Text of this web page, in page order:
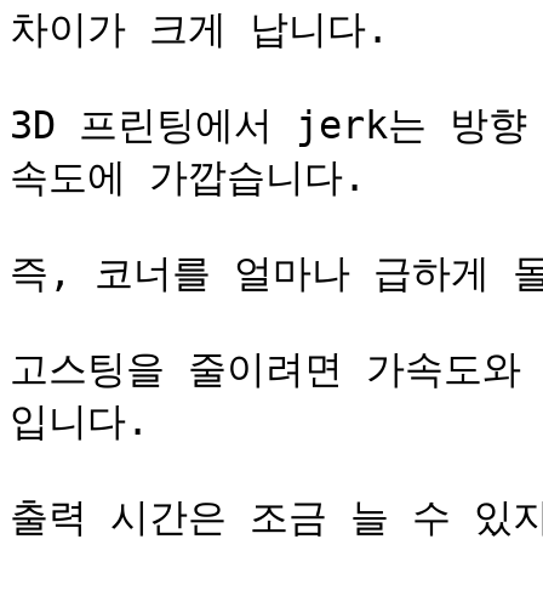
차이가 크게 납니다.
3D 프린팅에서 jerk는 방
속도에 가깝습니다.
즉, 코너를 얼마나 급하게
고스팅을 줄이려면 가속도
입니다.
출력 시간은 조금 늘 수 있